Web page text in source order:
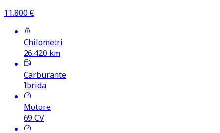
11.800 €
Chilometri
26.420 km
Carburante
Ibrida
Motore
69CV